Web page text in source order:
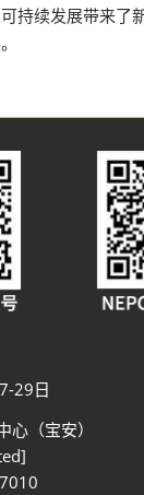
持续发展带来了
29日
心（宝安）